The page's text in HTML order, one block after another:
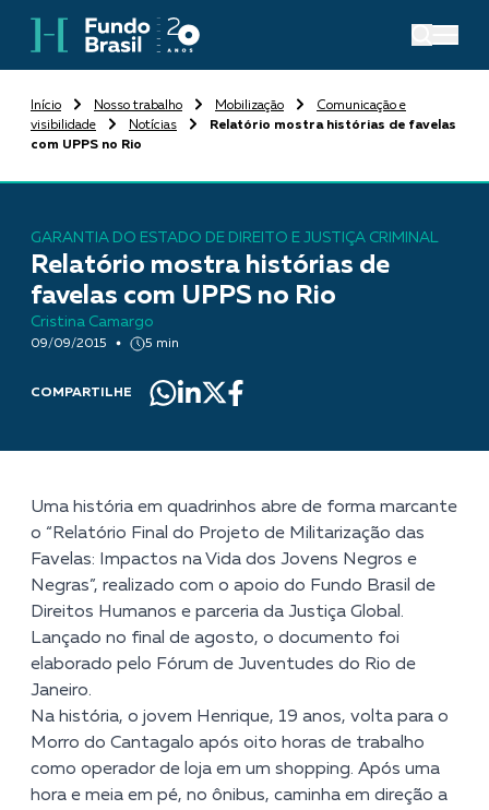
Início Nosso trabalho Mobilização
Comunicação e
visibilidade
Notícias
Relatório mostra histórias de favelas
com UPPS no Rio
GARANTIA DO ESTADO DE DIREITO E JUSTIÇA CRIMINAL
Relatório mostra histórias de
favelas com UPPS no Rio
Cristina Camargo
09/09/2015 5 min
COMPARTILHE
Uma história em quadrinhos abre de forma marcante
o “Relatório Final do Projeto de Militarização das
Favelas: Impactos na Vida dos Jovens Negros e
Negras”, realizado com o apoio do Fundo Brasil de
Direitos Humanos e parceria da Justiça Global.
Lançado no final de agosto, o documento foi
elaborado pelo Fórum de Juventudes do Rio de
Janeiro.
Na história, o jovem Henrique, 19 anos, volta para o
Morro do Cantagalo após oito horas de trabalho
como operador de loja em um shopping. Após uma
hora e meia em pé, no ônibus, caminha em direção a